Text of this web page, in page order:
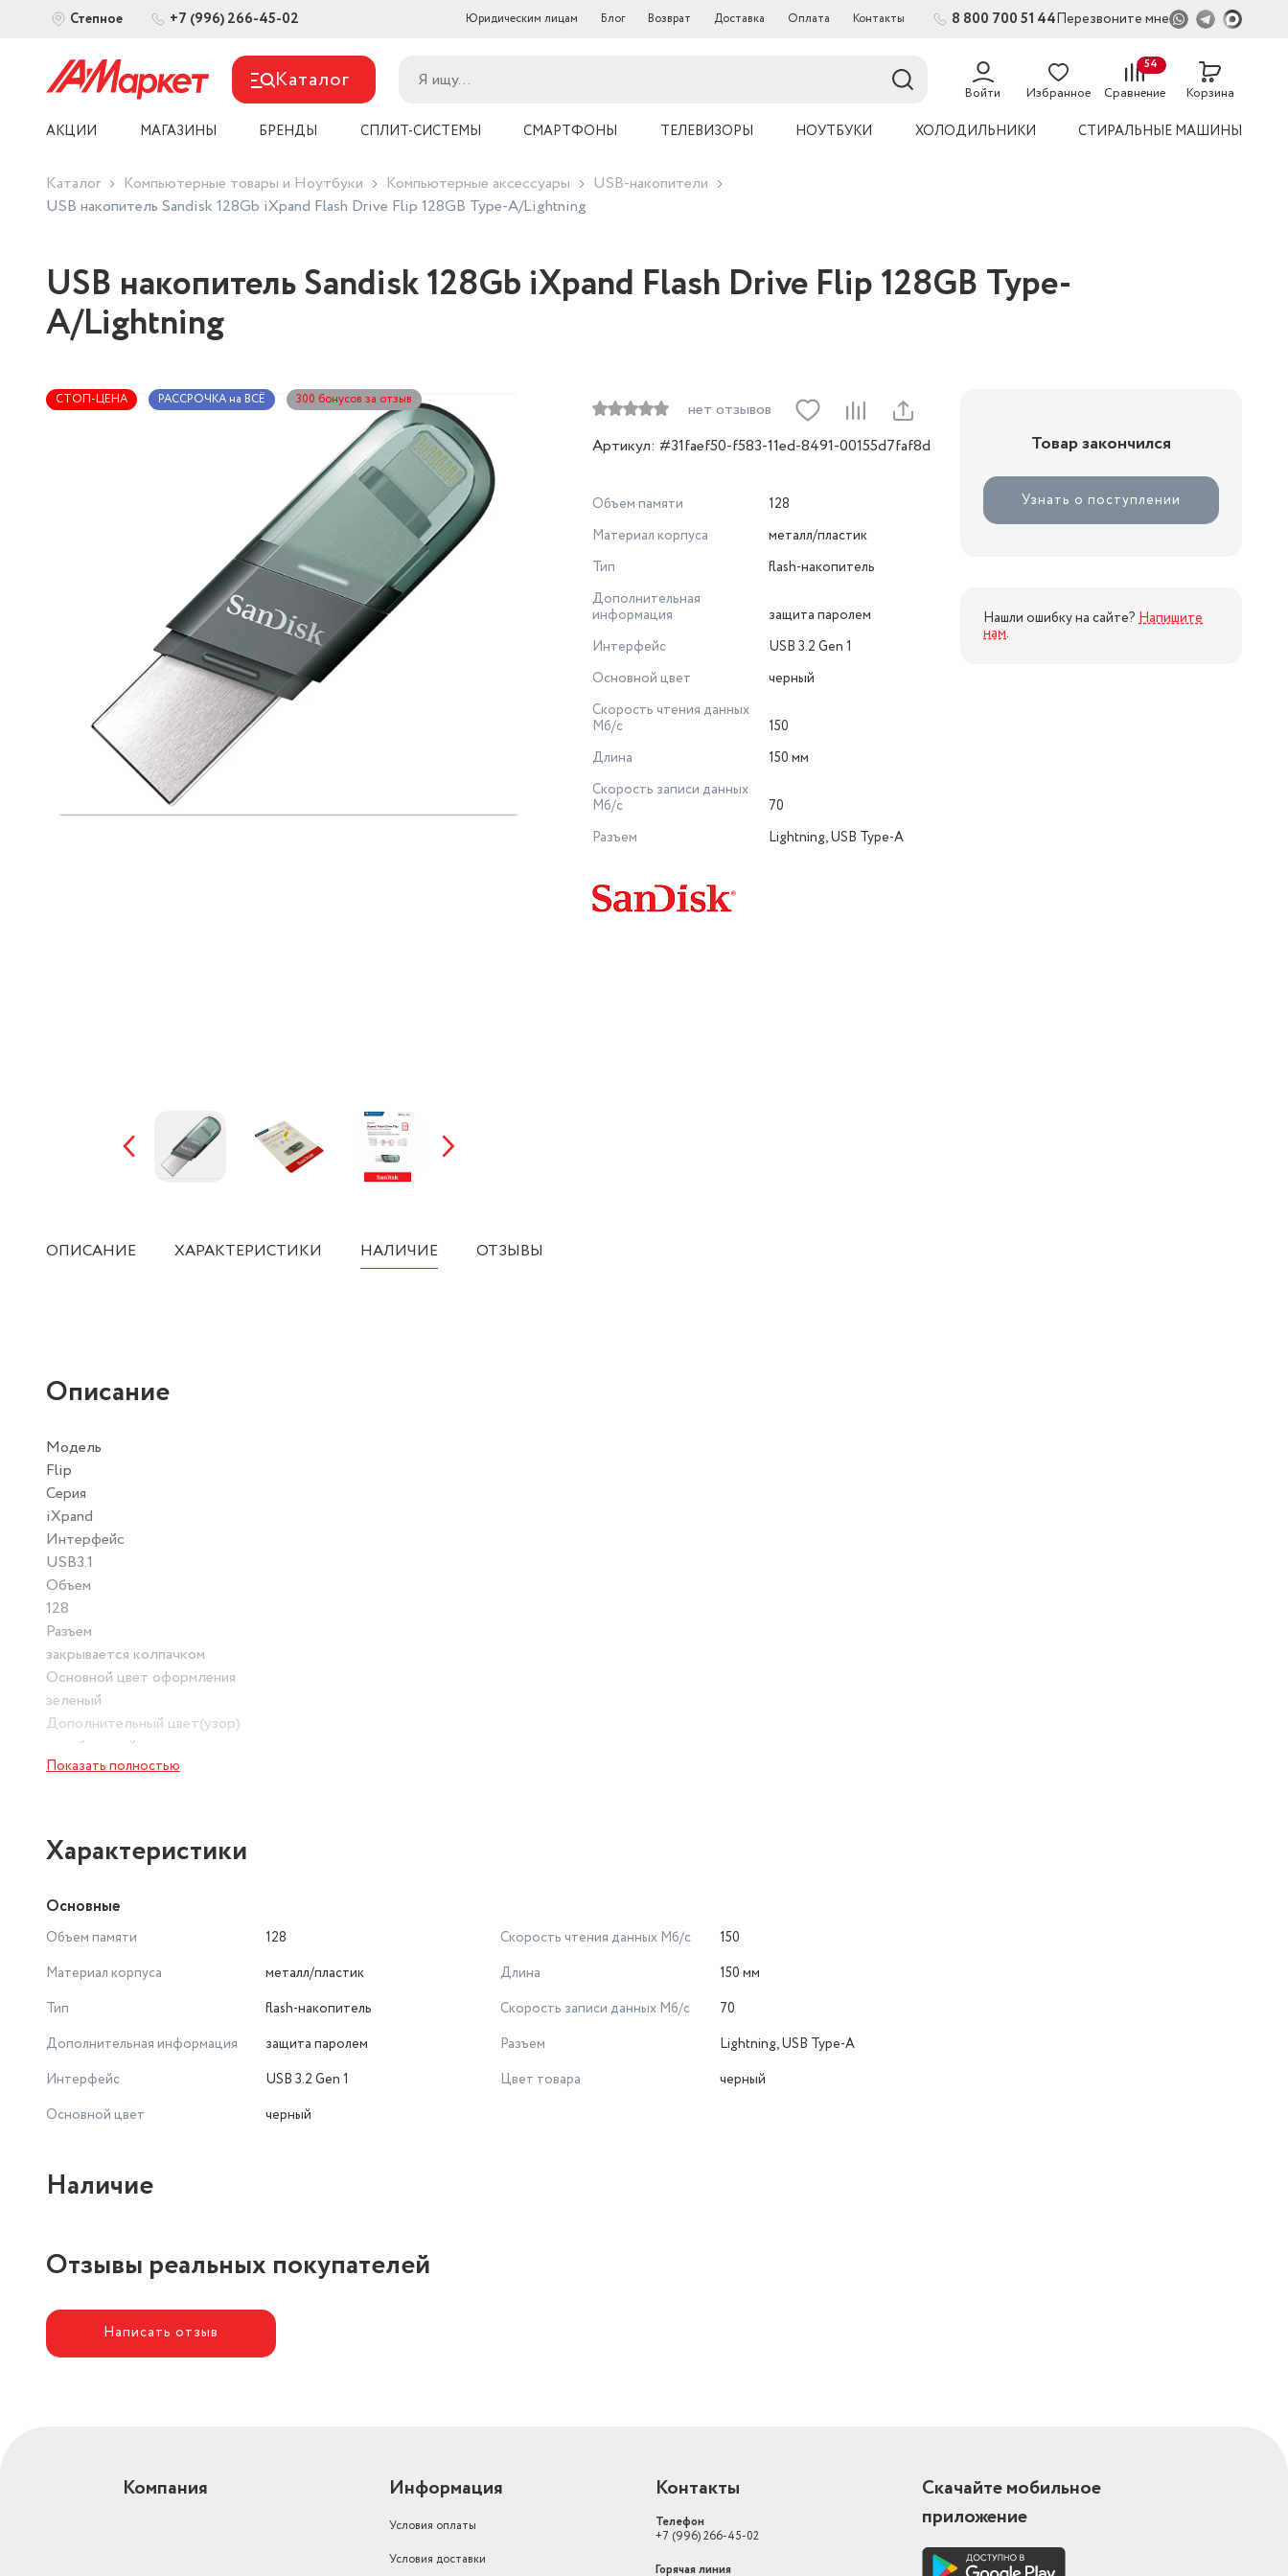
Степное +7 (996) 266-45-02 Юридическим лицам Блог Возврат Доставка Оплата Контакты 8 800 700 51 44Перезвоните мне
Каталог Войти Избранное Сравнение
54
Корзина
АКЦИИ МАГАЗИНЫ БРЕНДЫ СПЛИТ-СИСТЕМЫ СМАРТФОНЫ ТЕЛЕВИЗОРЫ НОУТБУКИ ХОЛОДИЛЬНИКИ СТИРАЛЬНЫЕ МАШИНЫ
Каталог Компьютерные товары и Ноутбуки Компьютерные аксессуары
USB-накопители
USB накопитель Sandisk 128Gb iXpand Flash Drive Flip 128GB Type-A/Lightning
USB накопитель Sandisk 128Gb iXpand Flash Drive Flip 128GB Type-
A/Lightning
СТОП-ЦЕНА РАССРОЧКА на ВСЁ 300 бонусов за отзыв
нет отзывов
Артикул: #31faef50-f583-11ed-8491-00155d7faf8d
Объем памяти
128
Материал корпуса
металл/пластик
Тип
flash-накопитель
Дополнительная
информация
защита паролем
Интерфейс
USB 3.2 Gen 1
Основной цвет
черный
Скорость чтения данных
Мб/с
150
Длина
150 мм
Скорость записи данных
Мб/с
70
Разъем
Lightning, USB Type-A
Товар закончился
Узнать о поступлении
Нашли ошибку на сайте? Напишите
нам.
ОПИСАНИЕ ХАРАКТЕРИСТИКИ НАЛИЧИЕ ОТЗЫВЫ
Описание
Модель
Flip
Серия
iXpand
Интерфейс
USB3.1
Объем
128
Разъем
закрывается колпачком
Основной цвет оформления
зеленый
Дополнительный цвет(узор)
серебристый
Корпус/каркас
SANDISK
PartNumber/Артикул Производителя
Кол-во шт. в упаковке
1
USB А/Lightning
Размер (флеш диски)
Показать полностью
Характеристики
Основные
Объем памяти
128
Материал корпуса
металл/пластик
Тип
flash-накопитель
Дополнительная информация
защита паролем
Интерфейс
USB 3.2 Gen 1
Основной цвет
черный
Скорость чтения данных Мб/с
150
Длина
150 мм
Скорость записи данных Мб/с
70
Разъем
Lightning, USB Type-A
Цвет товара
черный
Наличие
Отзывы реальных покупателей
Написать отзыв
Компания Информация
Условия оплаты
Условия доставки
Контакты
Телефон
+7 (996) 266-45-02
Горячая линия
Скачайте мобильное
приложение